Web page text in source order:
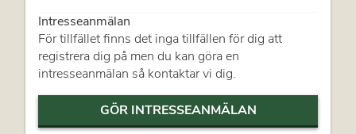
Intresseanmälan
För tillfället finns det inga tillfällen för dig att
registrera dig på men du kan göra en
intresseanmälan så kontaktar vi dig.
GÖR INTRESSEANMÄLAN